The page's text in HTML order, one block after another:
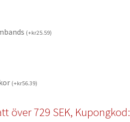
(+kr25.59)
(+kr56.39)
över 729 SEK, Kupongkod: